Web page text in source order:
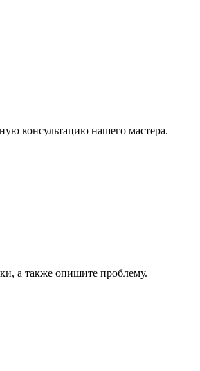
консультацию нашего мастера.
а также опишите проблему.